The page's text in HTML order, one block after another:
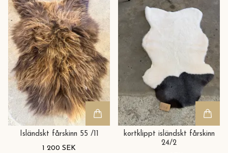
Isländskt fårskinn 55 /11
1 200 SEK
kortklippt isländskt fårskinn
24/2